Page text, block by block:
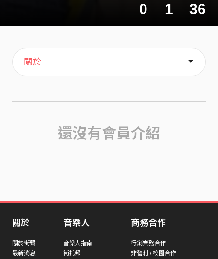
0 1 36
主頁
喜歡
關於
還沒有會員介紹
關於
關於街聲
最新消息
音樂人
音樂人指南
街托邦
商務合作
行銷業務合作
非營利 / 校園合作